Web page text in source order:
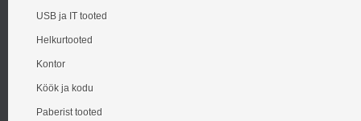
USB ja IT tooted
Helkurtooted
Kontor
Köök ja kodu
Paberist tooted